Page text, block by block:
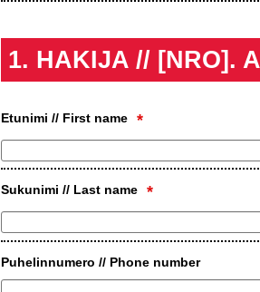
1. HAKIJA // [NRO].
Etunimi // First name *
Sukunimi // Last name *
Puhelinnumero // Phone number